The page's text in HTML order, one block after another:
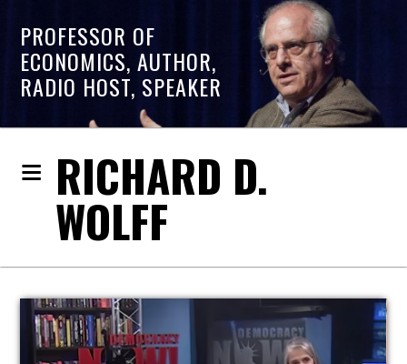
PROFESSOR OF
ECONOMICS, AUTHOR,
RADIO HOST, SPEAKER
RICHARD D.
WOLFF